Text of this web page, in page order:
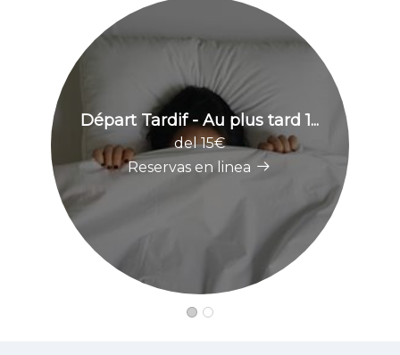
Départ Tardif - Au plus tard 1...
del 15€
Reservas en linea